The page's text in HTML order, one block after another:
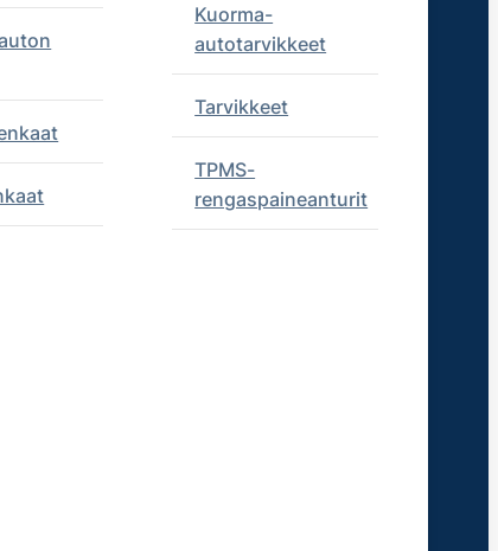
Kuorma-
autotarvikkeet
Tarvikkeet
TPMS-
rengaspaineanturit